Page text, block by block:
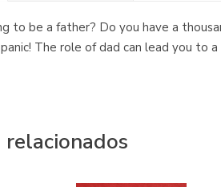
to be a father? Do you have a
The role of dad can lead you to